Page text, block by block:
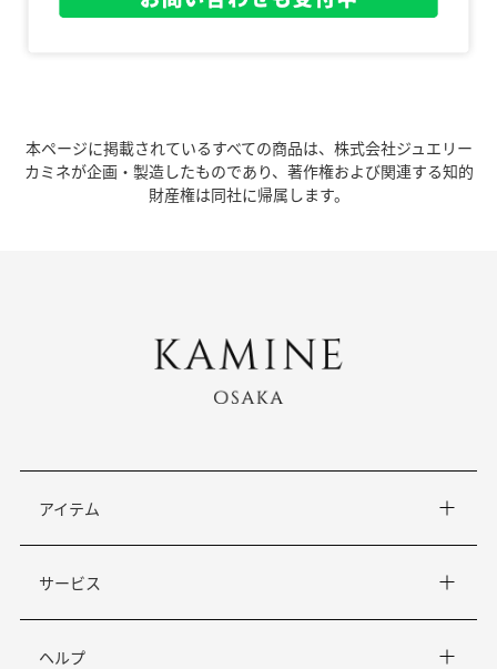
本ページに掲載されているすべての商品は、株式会社ジュエリー
カミネが企画・製造したものであり、著作権および関連する知的
財産権は同社に帰属します。
アイテム
サービス
ヘルプ